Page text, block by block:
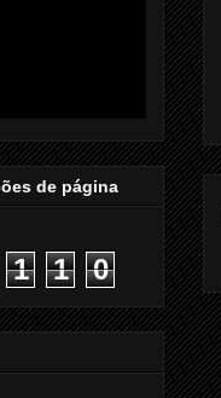
de página
1 1 0